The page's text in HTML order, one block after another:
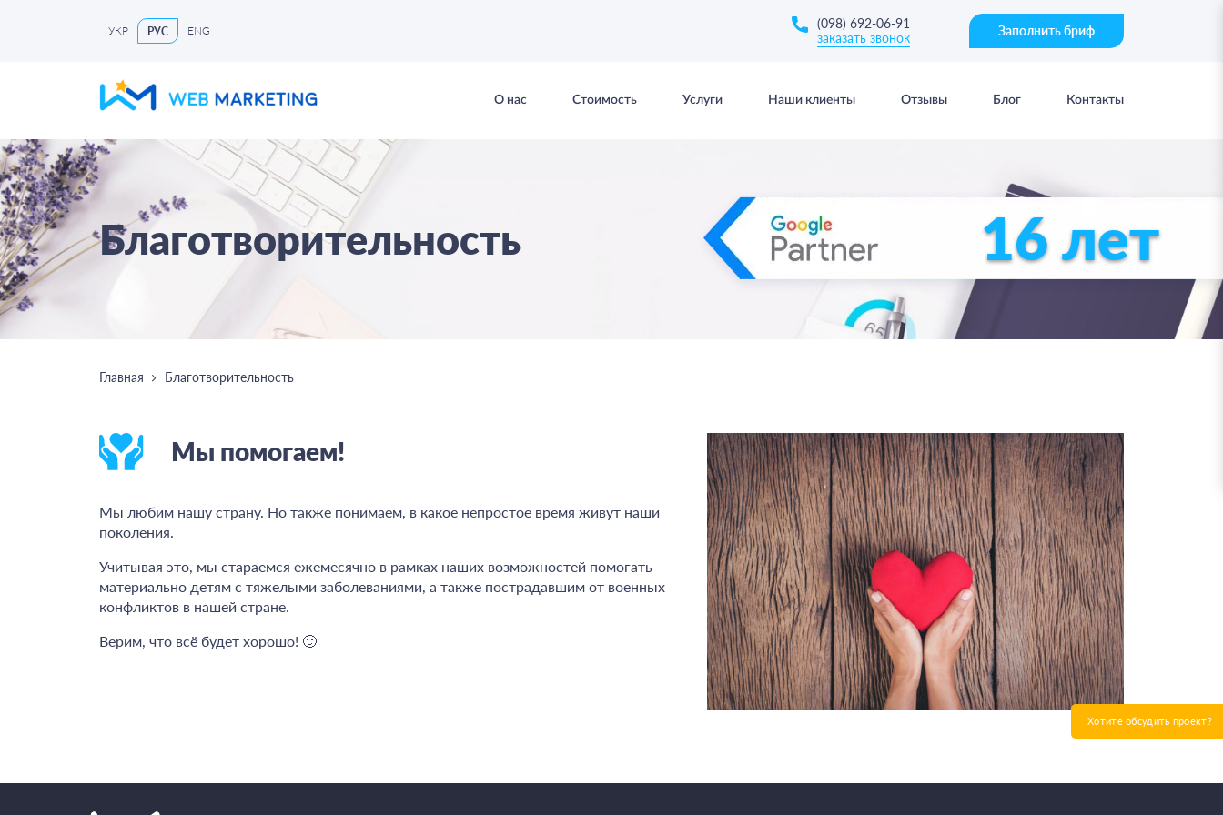
УКР РУС ENG
(098) 692-06-91
заказать звонок
Заполнить бриф
О нас Стоимость Услуги Наши клиенты Отзывы Блог Контакты
Хотите обсудить проект?
Благотворительность 16 лет
Главная Благотворительность
Мы помогаем!
Мы любим нашу страну. Но также понимаем, в какое непростое время живут наши
поколения.
Учитывая это, мы стараемся ежемесячно в рамках наших возможностей помогать
материально детям с тяжелыми заболеваниями, а также пострадавшим от военных
конфликтов в нашей стране.
Верим, что всё будет хорошо! 🙂